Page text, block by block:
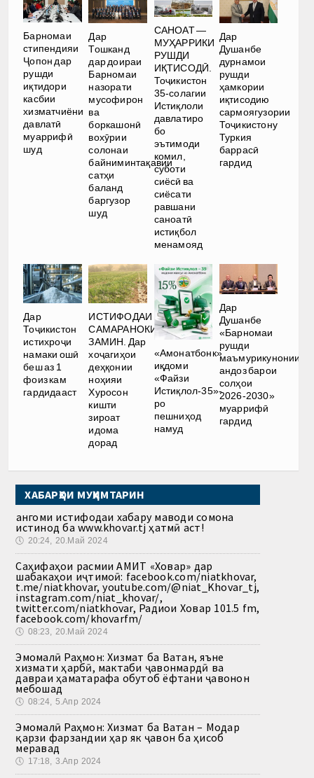
Барномаи
стипендияи
Ҷопон дар
рушди
иқтидори
касбии
хизматчиёни
давлатӣ
муаррифӣ
шуд
Дар
Тошканд
дар доираи
Барномаи
назорати
мусофирон
ва
боркашонӣ
вохӯрии
солонаи
байниминтақавии
сатҳи
баланд
баргузор
шуд
САНОАТ —
МУҲАРРИКИ
РУШДИ
ИҚТИСОДӢ.
Тоҷикистон
35-солагии
Истиқлоли
давлатиро
бо
эътимоди
комил,
суботи
сиёсӣ ва
сиёсати
равшани
саноатӣ
истиқбол
менамояд
Дар
Душанбе
дурнамои
рушди
ҳамкории
иқтисодию
сармоягузории
Тоҷикистону
Туркия
баррасӣ
гардид
Дар
Тоҷикистон
истихроҷи
намаки ошӣ
беш аз 1
фоиз кам
гардидааст
ИСТИФОДАИ
САМАРАНОКИ
ЗАМИН. Дар
хоҷагиҳои
деҳқонии
ноҳияи
Хуросон
кишти
зироат
идома
дорад
«Амонатбонк»
иқдоми
«Файзи
Истиқлол-35»-
ро
пешниҳод
намуд
Дар
Душанбе
«Барномаи
рушди
маъмурикунонии
андоз барои
солҳои
2026-2030»
муаррифӣ
гардид
ХАБАРҲОИ МУҲИМТАРИН
Ҳангоми истифодаи хабару маводи сомона
истинод ба www.khovar.tj ҳатмӣ аст!
🕔 20:24, 20.Май 2024
Саҳифаҳои расмии АМИТ «Ховар» дар
шабакаҳои иҷтимоӣ: facebook.com/niatkhovar,
t.me/niatkhovar, youtube.com/@niat_Khovar_tj,
instagram.com/niat_khovar/,
twitter.com/niatkhovar, Радиои Ховар 101.5 fm,
facebook.com/khovarfm/
🕔 08:23, 20.Май 2024
Эмомалӣ Раҳмон: Хизмат ба Ватан, яъне
хизмати ҳарбӣ, мактаби ҷавонмардӣ ва
давраи ҳаматарафа обутоб ёфтани ҷавонон
мебошад
🕔 08:24, 5.Апр 2024
Эмомалӣ Раҳмон: Хизмат ба Ватан – Модар
қарзи фарзандии ҳар як ҷавон ба ҳисоб
меравад
🕔 17:18, 3.Апр 2024